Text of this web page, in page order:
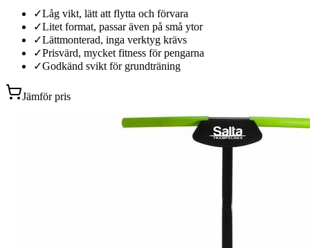
✓Låg vikt, lätt att flytta och förvara
✓Litet format, passar även på små ytor
✓Lättmonterad, inga verktyg krävs
✓Prisvärd, mycket fitness för pengarna
✓Godkänd svikt för grundträning
Jämför pris